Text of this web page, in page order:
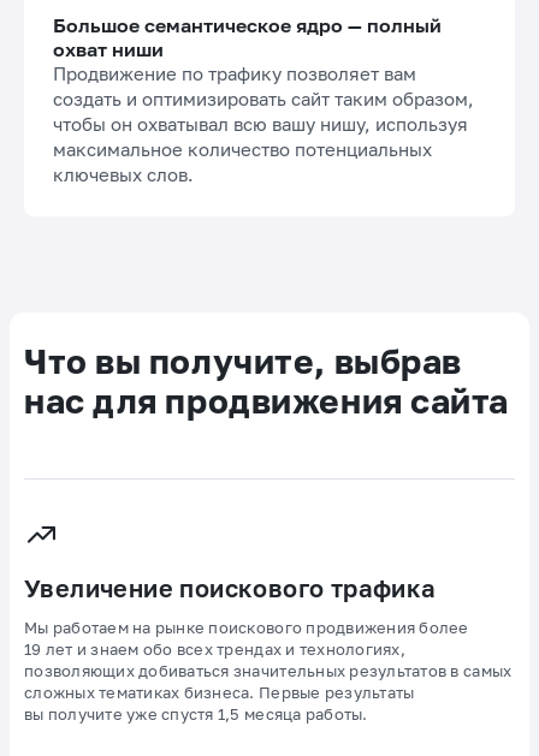
Большое семантическое ядро — полный
охват ниши
Продвижение по трафику позволяет вам
создать и оптимизировать сайт таким образом,
чтобы он охватывал всю вашу нишу, используя
максимальное количество потенциальных
ключевых слов.
Что вы получите, выбрав
нас для продвижения сайта
Увеличение поискового трафика
Мы работаем на рынке поискового продвижения более
19 лет и знаем обо всех трендах и технологиях,
позволяющих добиваться значительных результатов в самых
сложных тематиках бизнеса. Первые результаты
вы получите уже спустя 1,5 месяца работы.